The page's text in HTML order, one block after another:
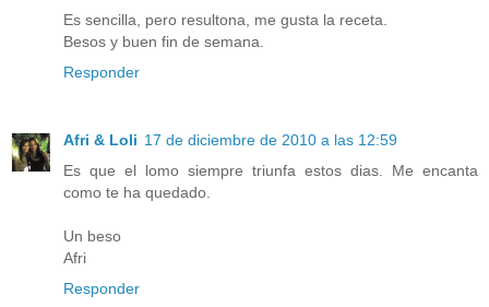
Es sencilla, pero resultona, me gusta la receta.
Besos y buen fin de semana.
Responder
Afri & Loli 17 de diciembre de 2010 a las 12:59
Es que el lomo siempre triunfa estos dias. Me encanta
como te ha quedado.
Un beso
Afri
Responder